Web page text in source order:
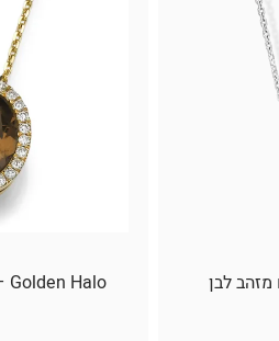
מזהב לבן Golden Halo – תליון טופז ויהלומים